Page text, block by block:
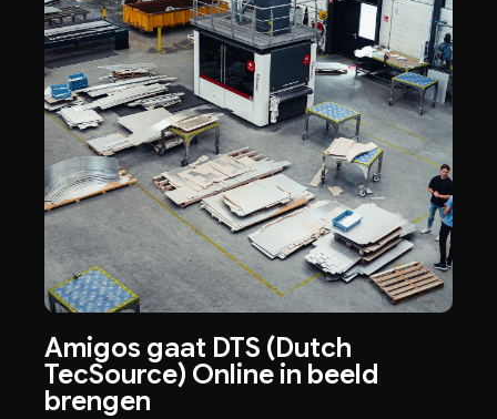
Amigos gaat DTS (Dutch
TecSource) Online in beeld
brengen